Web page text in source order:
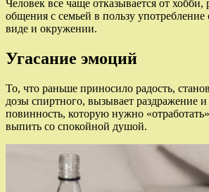
Человек все чаще отказывается от хобби,
общения с семьей в пользу
виде и окружении.
Угасание эмоций
То, что раньше приносило радость,
дозы спиртного, вызывает раздражение
повинность, которую нужно
выпить со спокойной душой.